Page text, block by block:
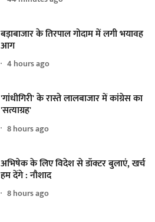
बड़ाबाजार के तिरपाल गोदाम में लगी भयावह
आग
4 hours ago
'गांधीगिरी' के रास्ते लालबाजार में कांग्रेस का
'सत्याग्रह'
8 hours ago
अभिषेक के लिए विदेश से डॉक्टर बुलाएं, खर्च
हम देंगे : नौशाद
8 hours ago